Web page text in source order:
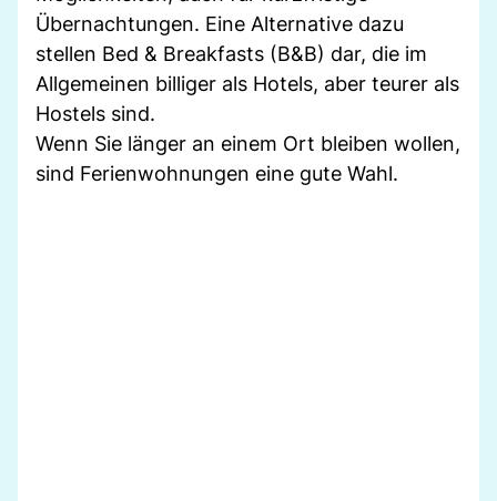
Übernachtungen. Eine Alternative dazu
stellen Bed & Breakfasts (B&B) dar, die im
Allgemeinen billiger als Hotels, aber teurer als
Hostels sind.
Wenn Sie länger an einem Ort bleiben wollen,
sind Ferienwohnungen eine gute Wahl.